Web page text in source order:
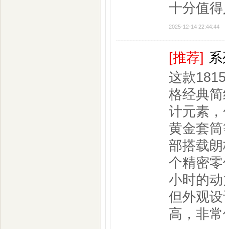
十分值
2025-12-14 22:44:44
[推荐]
这款
格经典
计元素
黄金套
部搭载
个精密
小时的
但外观
高，非